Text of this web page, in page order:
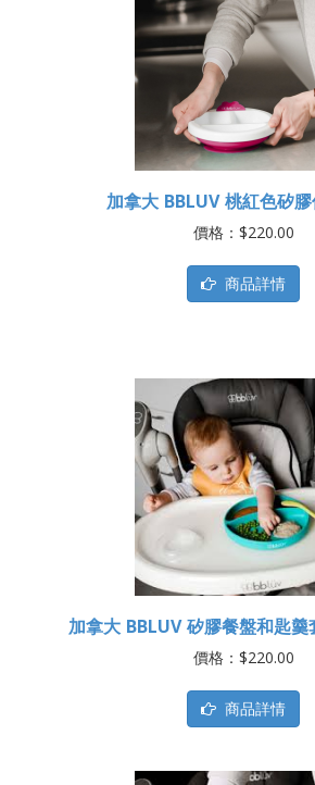
加拿大 BBLUV 桃紅色矽
價格：$220.00
商品詳情
加拿大 BBLUV 矽膠餐盤和匙
價格：$220.00
商品詳情